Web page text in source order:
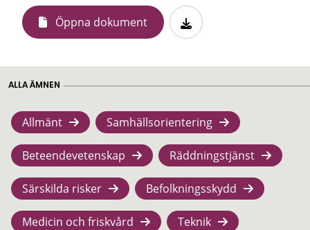
Öppna dokument
ALLA ÄMNEN
Allmänt Samhällsorientering
Beteendevetenskap Räddningstjänst
Särskilda risker Befolkningsskydd
Medicin och friskvård Teknik